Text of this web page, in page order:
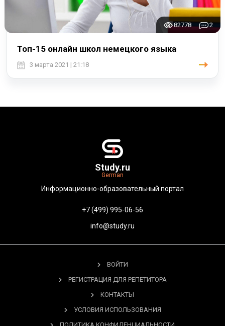
82778 2
Топ-15 онлайн школ немецкого языка
3 марта 2021 | 21:18
Study.ru
German
Информационно-образовательный портал
+7 (499) 995-06-56
info@study.ru
ВОЙТИ
РЕГИСТРАЦИЯ ДЛЯ РЕПЕТИТОРА
КОНТАКТЫ
УСЛОВИЯ ИСПОЛЬЗОВАНИЯ